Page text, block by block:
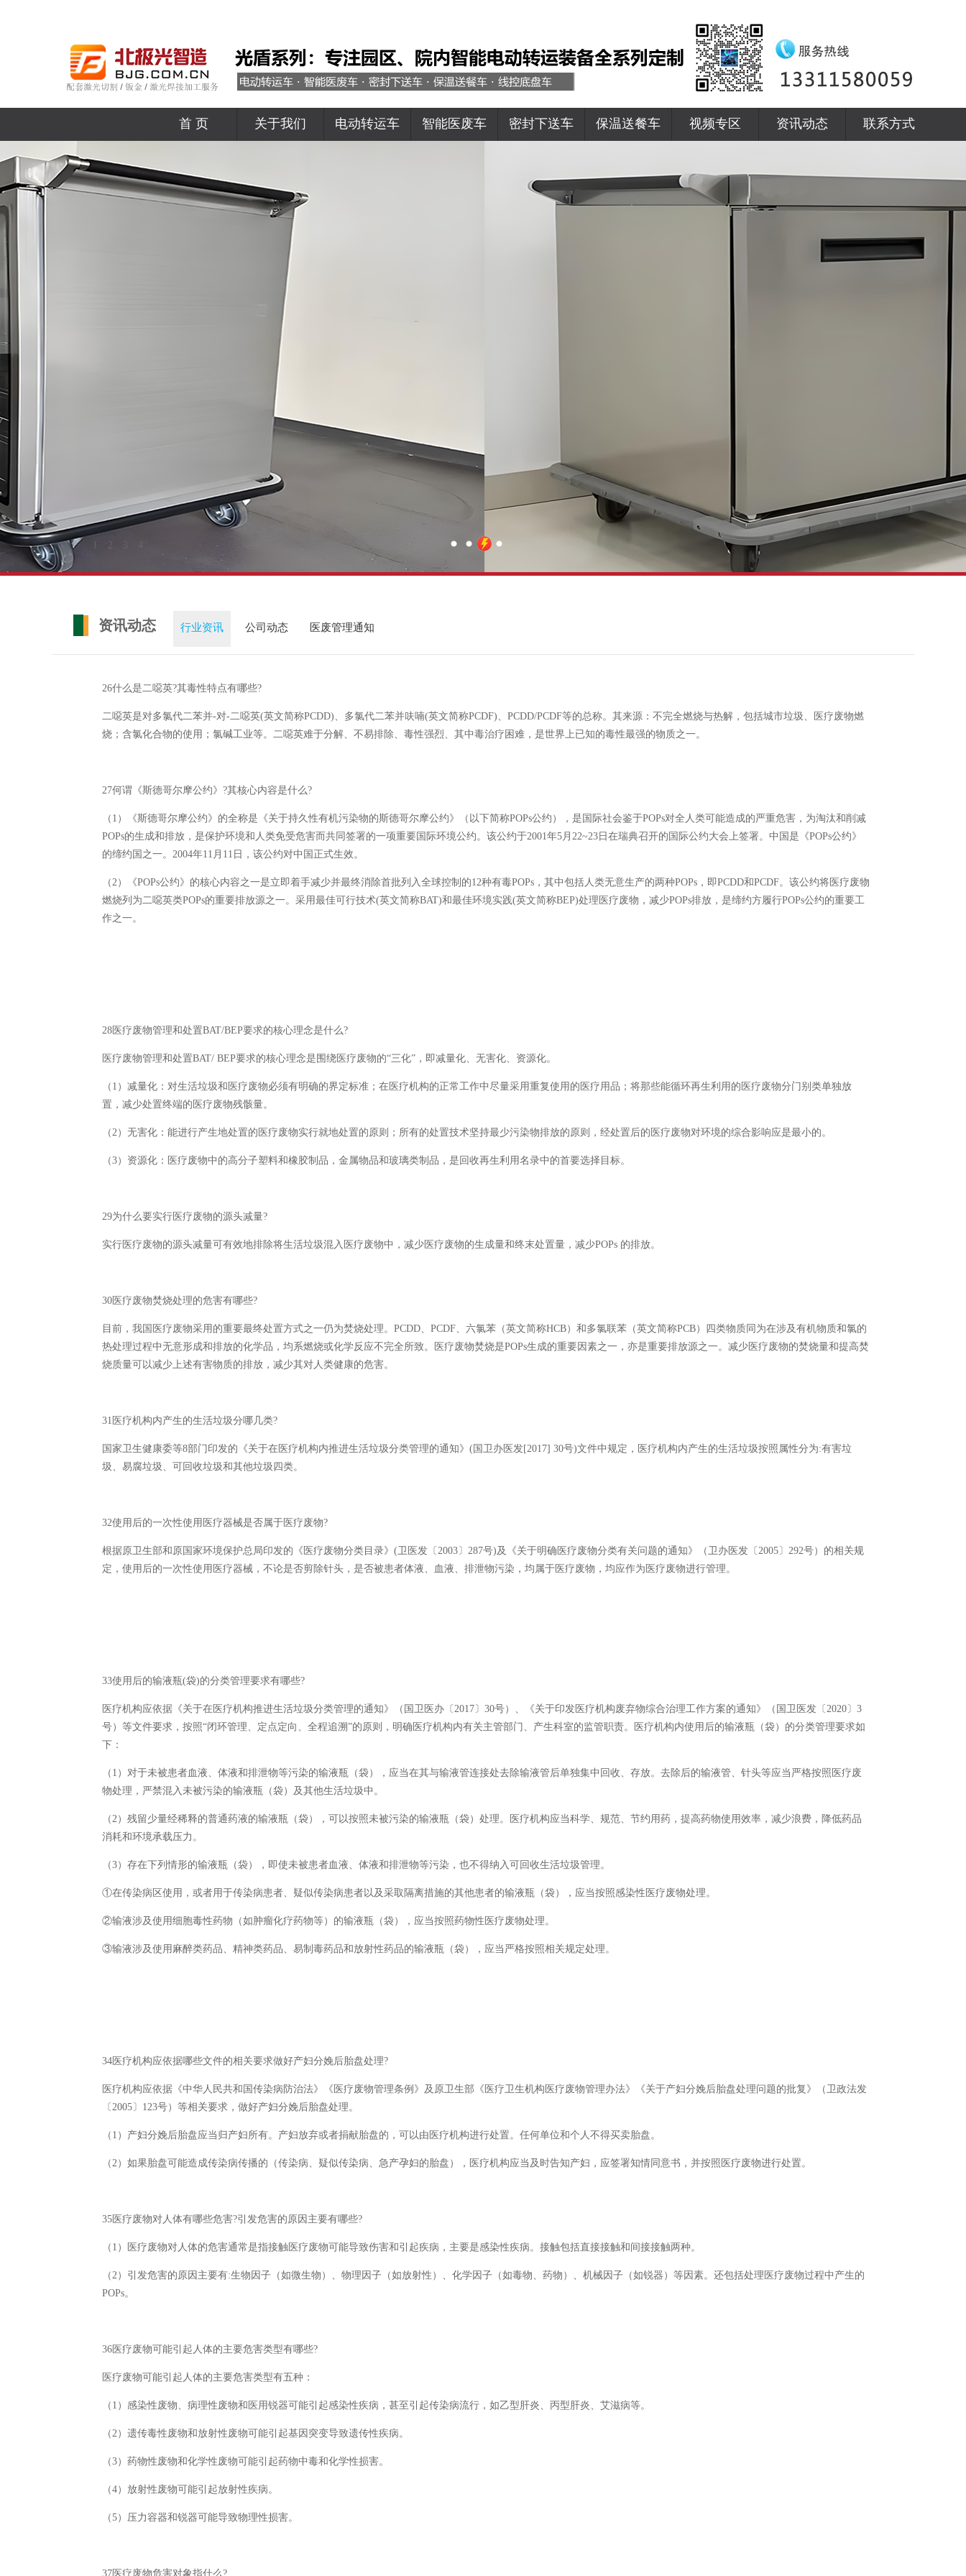
首 页 关于我们 电动转运车 智能医废车 密封下送车 保温送餐车 视频专区 资讯动态 联系方式
资讯动态 行业资讯 公司动态 医废管理通知
26什么是二噁英?其毒性特点有哪些?
二噁英是对多氯代二苯并-对-二噁英(英文简称PCDD)、多氯代二苯并呋喃(英文简称PCDF)、PCDD/PCDF等的总称。其来源：不完全燃烧与热解，包括城市垃圾、医疗废物燃
烧；含氯化合物的使用；氯碱工业等。二噁英难于分解、不易排除、毒性强烈、其中毒治疗困难，是世界上已知的毒性最强的物质之一。
27何谓《斯德哥尔摩公约》?其核心内容是什么?
（1）《斯德哥尔摩公约》的全称是《关于持久性有机污染物的斯德哥尔摩公约》（以下简称POPs公约），是国际社会鉴于POPs对全人类可能造成的严重危害，为淘汰和削减
POPs的生成和排放，是保护环境和人类免受危害而共同签署的一项重要国际环境公约。该公约于2001年5月22~23日在瑞典召开的国际公约大会上签署。中国是《POPs公约》
的缔约国之一。2004年11月11日，该公约对中国正式生效。
（2）《POPs公约》的核心内容之一是立即着手减少并最终消除首批列入全球控制的12种有毒POPs，其中包括人类无意生产的两种POPs，即PCDD和PCDF。该公约将医疗废物
燃烧列为二噁英类POPs的重要排放源之一。采用最佳可行技术(英文简称BAT)和最佳环境实践(英文简称BEP)处理医疗废物，减少POPs排放，是缔约方履行POPs公约的重要工
作之一。
28医疗废物管理和处置BAT/BEP要求的核心理念是什么?
医疗废物管理和处置BAT/ BEP要求的核心理念是围绕医疗废物的“三化”，即减量化、无害化、资源化。
（1）减量化：对生活垃圾和医疗废物必须有明确的界定标准；在医疗机构的正常工作中尽量采用重复使用的医疗用品；将那些能循环再生利用的医疗废物分门别类单独放
置，减少处置终端的医疗废物残骸量。
（2）无害化：能进行产生地处置的医疗废物实行就地处置的原则；所有的处置技术坚持最少污染物排放的原则，经处置后的医疗废物对环境的综合影响应是最小的。
（3）资源化：医疗废物中的高分子塑料和橡胶制品，金属物品和玻璃类制品，是回收再生利用名录中的首要选择目标。
29为什么要实行医疗废物的源头减量?
实行医疗废物的源头减量可有效地排除将生活垃圾混入医疗废物中，减少医疗废物的生成量和终末处置量，减少POPs 的排放。
30医疗废物焚烧处理的危害有哪些?
目前，我国医疗废物采用的重要最终处置方式之一仍为焚烧处理。PCDD、PCDF、六氯苯（英文简称HCB）和多氯联苯（英文简称PCB）四类物质同为在涉及有机物质和氯的
热处理过程中无意形成和排放的化学品，均系燃烧或化学反应不完全所致。医疗废物焚烧是POPs生成的重要因素之一，亦是重要排放源之一。减少医疗废物的焚烧量和提高焚
烧质量可以减少上述有害物质的排放，减少其对人类健康的危害。
31医疗机构内产生的生活垃圾分哪几类?
国家卫生健康委等8部门印发的《关于在医疗机构内推进生活垃圾分类管理的通知》(国卫办医发[2017] 30号)文件中规定，医疗机构内产生的生活垃圾按照属性分为:有害垃
圾、易腐垃圾、可回收垃圾和其他垃圾四类。
32使用后的一次性使用医疗器械是否属于医疗废物?
根据原卫生部和原国家环境保护总局印发的《医疗废物分类目录》(卫医发〔2003〕287号)及《关于明确医疗废物分类有关问题的通知》（卫办医发〔2005〕292号）的相关规
定，使用后的一次性使用医疗器械，不论是否剪除针头，是否被患者体液、血液、排泄物污染，均属于医疗废物，均应作为医疗废物进行管理。
33使用后的输液瓶(袋)的分类管理要求有哪些?
医疗机构应依据《关于在医疗机构推进生活垃圾分类管理的通知》（国卫医办〔2017〕30号）、《关于印发医疗机构废弃物综合治理工作方案的通知》（国卫医发〔2020〕3
号）等文件要求，按照“闭环管理、定点定向、全程追溯”的原则，明确医疗机构内有关主管部门、产生科室的监管职责。医疗机构内使用后的输液瓶（袋）的分类管理要求如
下：
（1）对于未被患者血液、体液和排泄物等污染的输液瓶（袋），应当在其与输液管连接处去除输液管后单独集中回收、存放。去除后的输液管、针头等应当严格按照医疗废
物处理，严禁混入未被污染的输液瓶（袋）及其他生活垃圾中。
（2）残留少量经稀释的普通药液的输液瓶（袋），可以按照未被污染的输液瓶（袋）处理。医疗机构应当科学、规范、节约用药，提高药物使用效率，减少浪费，降低药品
消耗和环境承载压力。
（3）存在下列情形的输液瓶（袋），即使未被患者血液、体液和排泄物等污染，也不得纳入可回收生活垃圾管理。
①在传染病区使用，或者用于传染病患者、疑似传染病患者以及采取隔离措施的其他患者的输液瓶（袋），应当按照感染性医疗废物处理。
②输液涉及使用细胞毒性药物（如肿瘤化疗药物等）的输液瓶（袋），应当按照药物性医疗废物处理。
③输液涉及使用麻醉类药品、精神类药品、易制毒药品和放射性药品的输液瓶（袋），应当严格按照相关规定处理。
34医疗机构应依据哪些文件的相关要求做好产妇分娩后胎盘处理?
医疗机构应依据《中华人民共和国传染病防治法》《医疗废物管理条例》及原卫生部《医疗卫生机构医疗废物管理办法》《关于产妇分娩后胎盘处理问题的批复》（卫政法发
〔2005〕123号）等相关要求，做好产妇分娩后胎盘处理。
（1）产妇分娩后胎盘应当归产妇所有。产妇放弃或者捐献胎盘的，可以由医疗机构进行处置。任何单位和个人不得买卖胎盘。
（2）如果胎盘可能造成传染病传播的（传染病、疑似传染病、急产孕妇的胎盘），医疗机构应当及时告知产妇，应签署知情同意书，并按照医疗废物进行处置。
35医疗废物对人体有哪些危害?引发危害的原因主要有哪些?
（1）医疗废物对人体的危害通常是指接触医疗废物可能导致伤害和引起疾病，主要是感染性疾病。接触包括直接接触和间接接触两种。
（2）引发危害的原因主要有:生物因子（如微生物）、物理因子（如放射性）、化学因子（如毒物、药物）、机械因子（如锐器）等因素。还包括处理医疗废物过程中产生的
POPs。
36医疗废物可能引起人体的主要危害类型有哪些?
医疗废物可能引起人体的主要危害类型有五种：
（1）感染性废物、病理性废物和医用锐器可能引起感染性疾病，甚至引起传染病流行，如乙型肝炎、丙型肝炎、艾滋病等。
（2）遗传毒性废物和放射性废物可能引起基因突变导致遗传性疾病。
（3）药物性废物和化学性废物可能引起药物中毒和化学性损害。
（4）放射性废物可能引起放射性疾病。
（5）压力容器和锐器可能导致物理性损害。
37医疗废物危害对象指什么?